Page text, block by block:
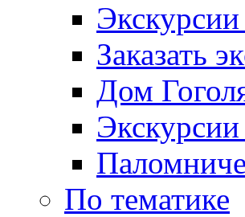
Экскурсии
Заказать
Дом
По тематике